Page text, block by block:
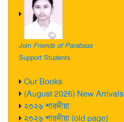
Join Friends of Parabaas
Support Students
Our Books
(August 2026) New Arrivals
২০২৬ শারদীয়া
২০২৬ শারদীয়া (old page)